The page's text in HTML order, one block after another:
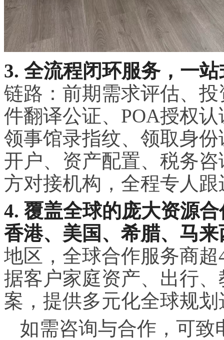
3. 全流程闭环服务，一
链路：前期需求评估、
件翻译公证、POA授权
领事馆录指纹、领取身
开户、资产配置、税务
方对接机构，全程专人跟
4. 覆盖全球的庞大资源
香港、美国、希腊、马
地区，全球合作服务商
据客户家庭资产、出行
案，提供多元化全球规划
如需咨询与合作，可致